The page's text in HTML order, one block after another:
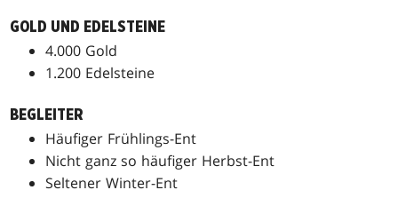
GOLD UND EDELSTEINE
4.000 Gold
1.200 Edelsteine
BEGLEITER
Häufiger Frühlings-Ent
Nicht ganz so häufiger Herbst-Ent
Seltener Winter-Ent